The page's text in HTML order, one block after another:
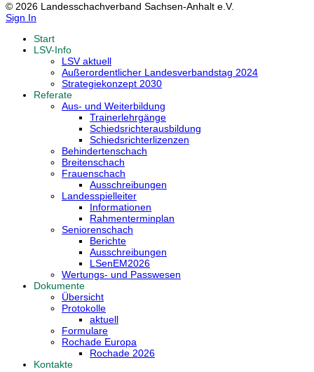
© 2026 Landesschachverband Sachsen-Anhalt e.V.
Sign In
Start
LSV-Info
LSV aktuell
Außerordentlicher Landesverbandstag 2024
Strategiekonzept 2030
Referate
Aus- und Weiterbildung
Trainerlehrgänge
Schiedsrichterausbildung
Schiedsrichterlizenzen
Behindertenschach
Breitenschach
Frauenschach
Ausschreibungen
Landesspielleiter
Informationen
Rahmenterminplan
Seniorenschach
Berichte
Ausschreibungen
LSenEM2026
Wertungs- und Passwesen
Dokumente
Übersicht
Protokolle
aktuell
Formulare
Rochade Europa
Rochade 2026
Kontakte